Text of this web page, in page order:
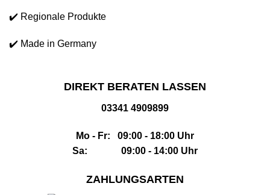
✔️ Regionale Produkte
✔️ Made in Germany
DIREKT BERATEN LASSEN
03341 4909899
Mo - Fr: 09:00 - 18:00 Uhr
Sa: 09:00 - 14:00 Uhr
ZAHLUNGSARTEN